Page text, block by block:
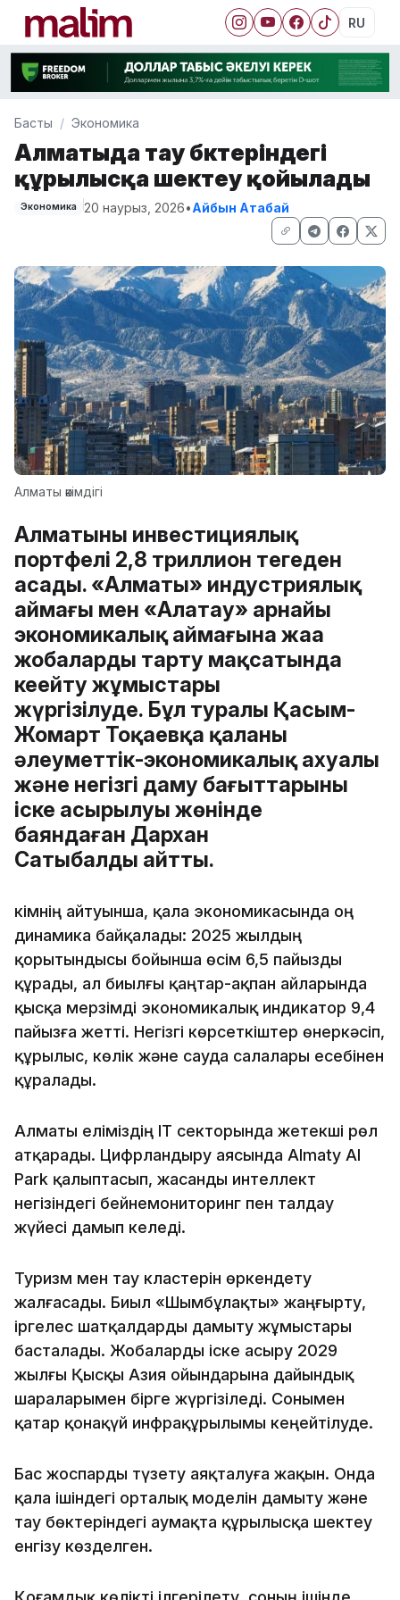
RU
Басты Экономика
Алматыда тау бөктеріндегі
құрылысқа шектеу қойылады
Экономика 20 наурыз, 2026•Айбын Атабай
Алматы әкімдігі
Алматының инвестициялық
портфелі 2,8 триллион теңгеден
асады. «Алматы» индустриялық
аймағы мен «Алатау» арнайы
экономикалық аймағына жаңа
жобаларды тарту мақсатында
кеңейту жұмыстары
жүргізілуде. Бұл туралы Қасым-
Жомарт Тоқаевқа қаланың
әлеуметтік-экономикалық ахуалы
және негізгі даму бағыттарының
іске асырылуы жөнінде
баяндаған Дархан
Сатыбалды айтты.
Әкімнің айтуынша, қала экономикасында оң
динамика байқалады: 2025 жылдың
қорытындысы бойынша өсім 6,5 пайызды
құрады, ал биылғы қаңтар-ақпан айларында
қысқа мерзімді экономикалық индикатор 9,4
пайызға жетті. Негізгі көрсеткіштер өнеркәсіп,
құрылыс, көлік және сауда салалары есебінен
құралады.
Алматы еліміздің IT секторында жетекші рөл
атқарады. Цифрландыру аясында Almaty AI
Park қалыптасып, жасанды интеллект
негізіндегі бейнемониторинг пен талдау
жүйесі дамып келеді.
Туризм мен тау кластерін өркендету
жалғасады. Биыл «Шымбұлақты» жаңғырту,
іргелес шатқалдарды дамыту жұмыстары
басталады. Жобаларды іске асыру 2029
жылғы Қысқы Азия ойындарына дайындық
шараларымен бірге жүргізіледі. Сонымен
қатар қонақүй инфрақұрылымы кеңейтілуде.
Бас жоспарды түзету аяқталуға жақын. Онда
қала ішіндегі орталық моделін дамыту және
тау бөктеріндегі аумақта құрылысқа шектеу
енгізу көзделген.